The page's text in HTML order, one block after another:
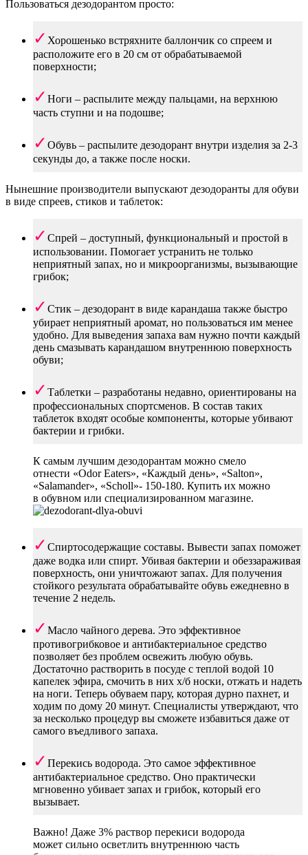
Пользоваться дезодорантом просто:
Хорошенько встряхните баллончик со спреем и
расположите его в 20 см от обрабатываемой
поверхности;
Ноги – распылите между пальцами, на верхнюю
часть ступни и на подошве;
Обувь – распылите дезодорант внутри изделия за 2-3
секунды до, а также после носки.
Нынешние производители выпускают дезодоранты для обуви
в виде спреев, стиков и таблеток:
Спрей – доступный, функциональный и простой в
использовании. Помогает устранить не только
неприятный запах, но и микроорганизмы, вызывающие
грибок;
Стик – дезодорант в виде карандаша также быстро
убирает неприятный аромат, но пользоваться им менее
удобно. Для выведения запаха вам нужно почти каждый
день смазывать карандашом внутреннюю поверхность
обуви;
Таблетки – разработаны недавно, ориентированы на
профессиональных спортсменов. В состав таких
таблеток входят особые компоненты, которые убивают
бактерии и грибки.
К самым лучшим дезодорантам можно смело
отнести «Odor Eaters», «Каждый день», «Salton»,
«Salamander», «Scholl»- 150-180. Купить их можно
в обувном или специализированном магазине.
Спиртосодержащие составы. Вывести запах поможет
даже водка или спирт. Убивая бактерии и обеззараживая
поверхность, они уничтожают запах. Для получения
стойкого результата обрабатывайте обувь ежедневно в
течение 2 недель.
Масло чайного дерева. Это эффективное
противогрибковое и антибактериальное средство
позволяет без проблем освежить любую обувь.
Достаточно растворить в посуде с теплой водой 10
капелек эфира, смочить в них х/б носки, отжать и надеть
на ноги. Теперь обуваем пару, которая дурно пахнет, и
ходим по дому 20 минут. Специалисты утверждают, что
за несколько процедур вы сможете избавиться даже от
самого въедливого запаха.
Перекись водорода. Это самое эффективное
антибактериальное средство. Оно практически
мгновенно убивает запах и грибок, который его
вызывает.
Важно! Даже 3% раствор перекиси водорода
может сильно осветлить внутреннюю часть